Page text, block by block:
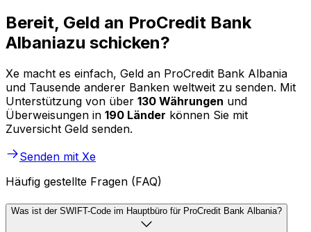
Bereit, Geld an ProCredit Bank
Albaniazu schicken?
Xe macht es einfach, Geld an ProCredit Bank Albania
und Tausende anderer Banken weltweit zu senden. Mit
Unterstützung von über 130 Währungen und
Überweisungen in 190 Länder können Sie mit
Zuversicht Geld senden.
Senden mit Xe
Häufig gestellte Fragen (FAQ)
Was ist der SWIFT-Code im Hauptbüro für ProCredit Bank Albania?